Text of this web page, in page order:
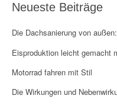
Neueste Beiträge
Die Dachsanierung von
Eisproduktion leicht gemacht
Motorrad fahren mit Stil
Die Wirkungen und